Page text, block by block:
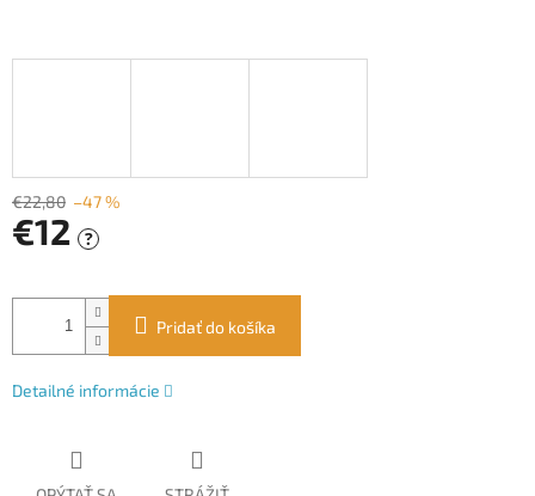
€22,80 –47 %
€12 ?
cena:
Pridať do košíka
Detailné informácie